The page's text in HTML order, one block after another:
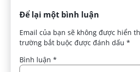
Để lại một bình luận
Email của bạn sẽ không được hiển
trường bắt buộc được đánh dấu*
Bình luận*